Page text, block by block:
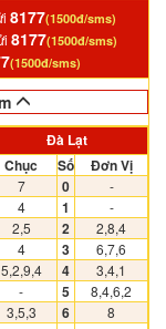
8177(1500đ/sms)
8177(1500đ/sms)
(1500đ/sms)
Đà Lạt
Chục
Số Đơn Vị
7 0
-
4
1
-
2,5
2
2,8,4
4
3
6,7,6
5,2,9,4
4
3,4,1
-
5
8,4,6,2
3,5,3
6
8